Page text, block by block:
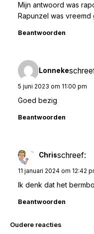
Mijn antwoord was
Rapunzel was
Beantwoorden
Lonneke
5 juni 2023 om 11:00 pm
Goed bezig
Beantwoorden
Chrisschreef:
11 januari 2024 om 12:42
Ik denk dat het
Beantwoorden
Reacties
Oudere reacties